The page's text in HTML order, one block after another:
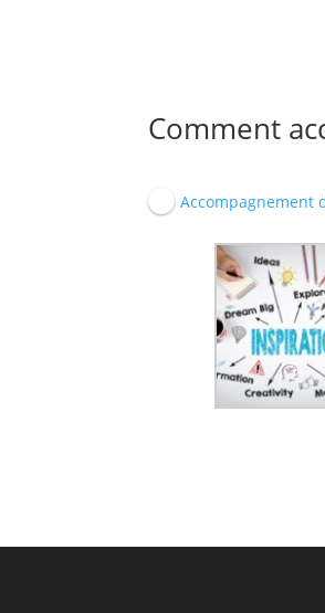
Comment
Accompagnement